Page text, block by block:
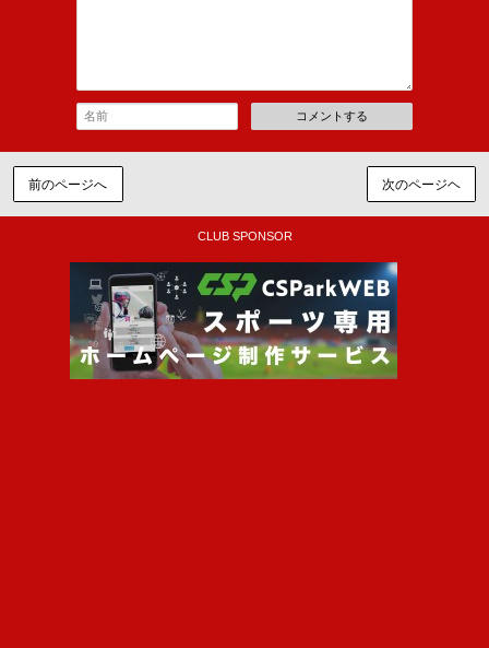
コメントする
前のページへ 次のページヘ
CLUB SPONSOR